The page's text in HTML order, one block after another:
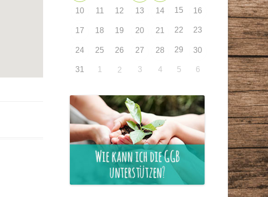
10 11 12 13 14 15 16
17 18 19 20 21 22 23
24 25 26 27 28 29 30
31 1 2 3 4 5 6